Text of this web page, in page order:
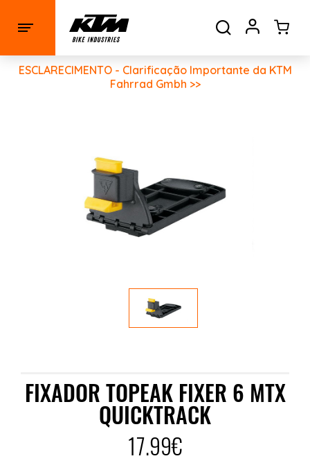
ESCLARECIMENTO - Clarificação Importante da KTM
Fahrrad Gmbh >>
FIXADOR TOPEAK FIXER 6 MTX
QUICKTRACK
17.99€